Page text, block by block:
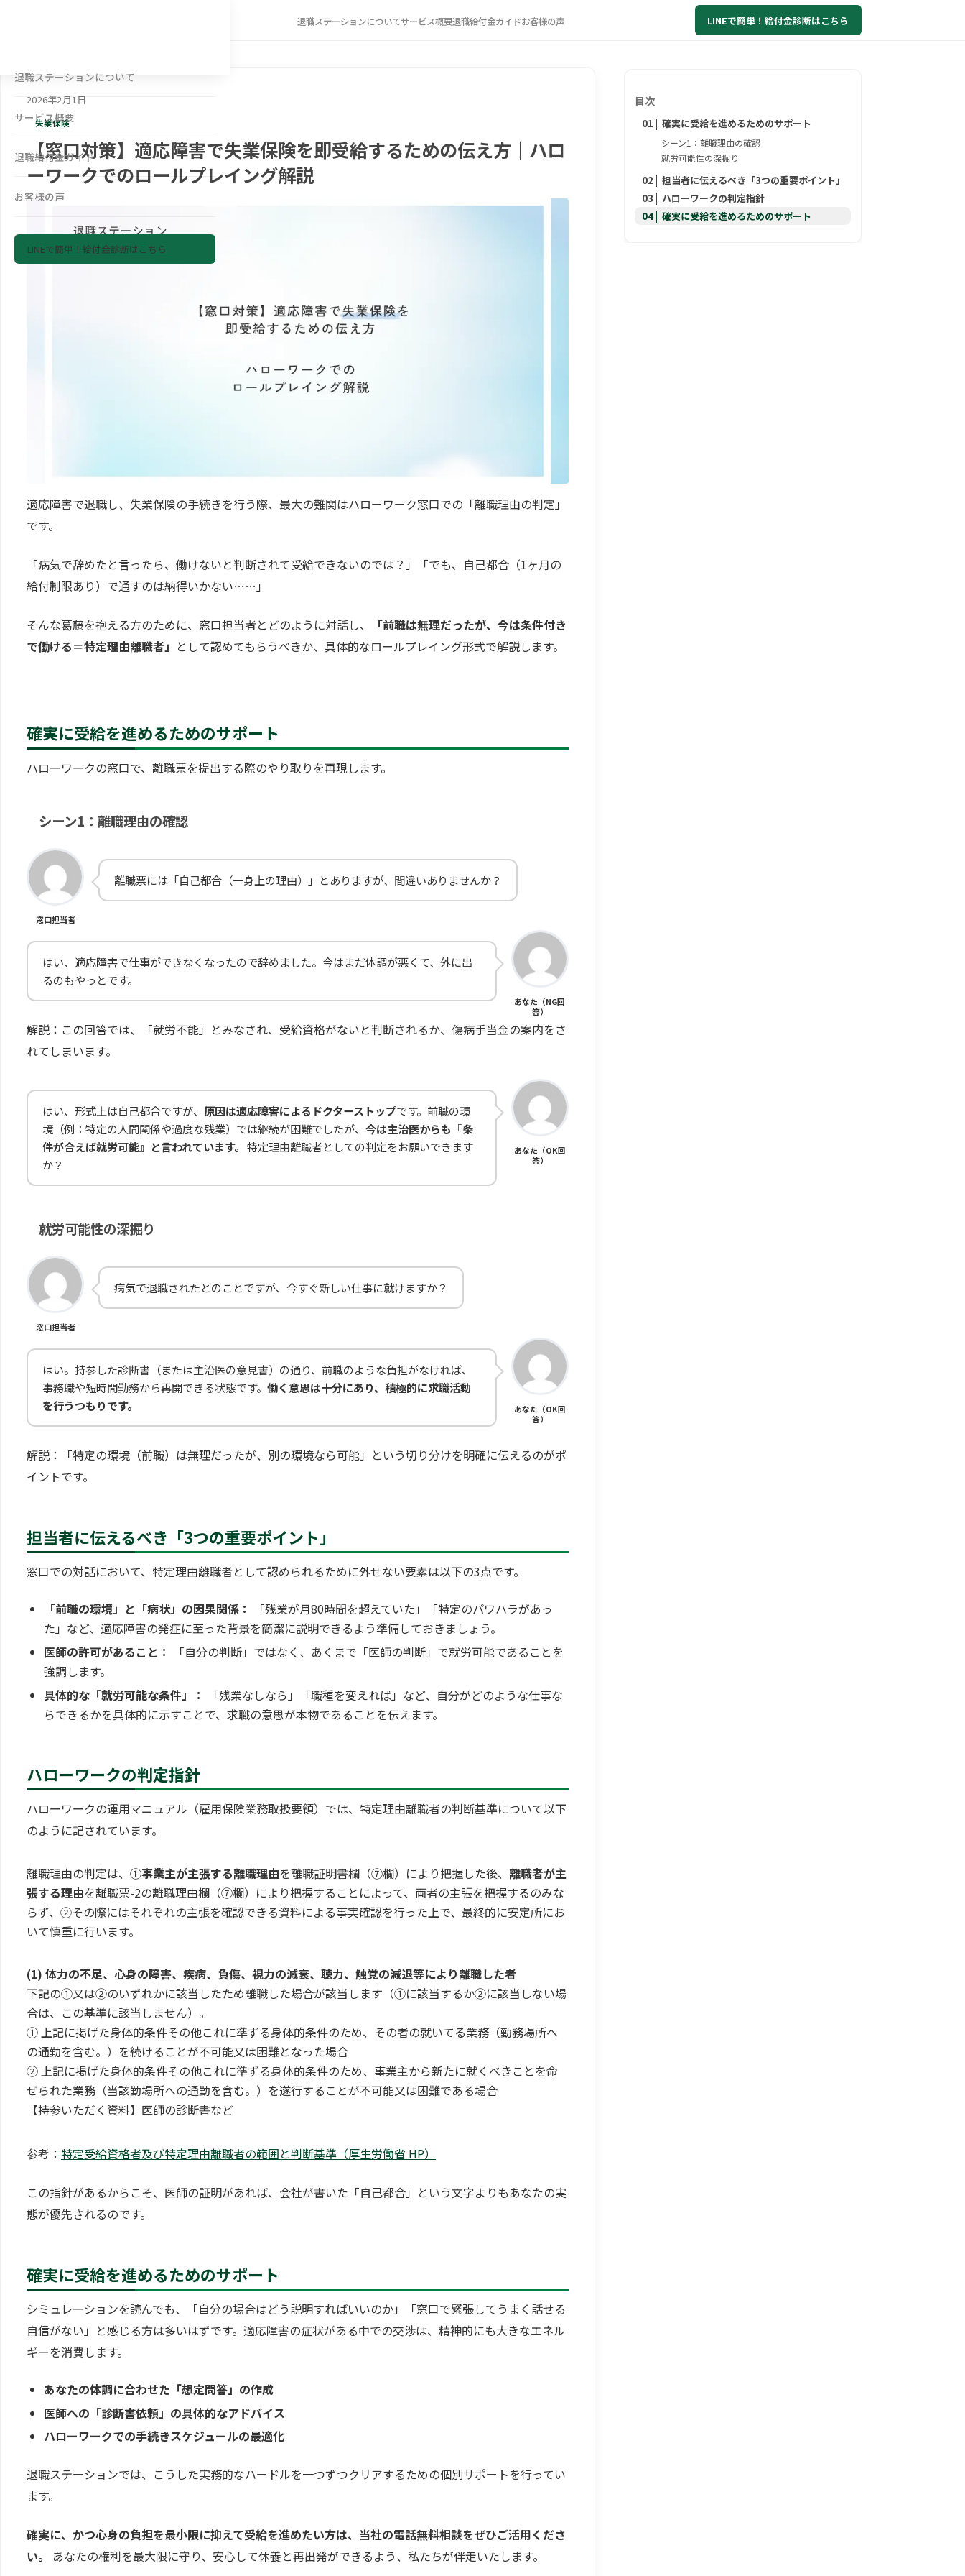
退職ステーションについてサービス概要退職給付金ガイドお客様の声 LINEで簡単！給付金診断はこちら
退職ステーションについて
サービス概要
退職給付金ガイド
お客様の声
LINEで簡単！給付金診断はこちら
2026年2月1日
失業保険
【窓口対策】適応障害で失業保険を即受給するための伝え方｜ハロ
ーワークでのロールプレイング解説
適応障害で退職し、失業保険の手続きを行う際、最大の難関はハローワーク窓口での「離職理由の判定」
です。
「病気で辞めたと言ったら、働けないと判断されて受給できないのでは？」「でも、自己都合（1ヶ月の
給付制限あり）で通すのは納得いかない……」
そんな葛藤を抱える方のために、窓口担当者とどのように対話し、
「前職は無理だったが、今は条件付き
で働ける＝特定理由離職者」 として認めてもらうべきか、具体的なロールプレイング形式で解説します。
確実に受給を進めるためのサポート
ハローワークの窓口で、離職票を提出する際のやり取りを再現します。
シーン1：離職理由の確認
窓口担当者
離職票には「自己都合（一身上の理由）」とありますが、間違いありませんか？
あなた（NG回
答）
はい、適応障害で仕事ができなくなったので辞めました。今はまだ体調が悪くて、外に出
るのもやっとです。
解説：この回答では、「就労不能」とみなされ、受給資格がないと判断されるか、傷病手当金の案内をさ
れてしまいます。
あなた（OK回
答）
はい、形式上は自己都合ですが、 原因は適応障害によるドクターストップです。前職の環
境（例：特定の人間関係や過度な残業）では継続が困難でしたが、 今は主治医からも『条
件が合えば就労可能』と言われています。 特定理由離職者としての判定をお願いできます
か？
就労可能性の深掘り
窓口担当者
病気で退職されたとのことですが、今すぐ新しい仕事に就けますか？
あなた（OK回
答）
はい。持参した診断書（または主治医の意見書）の通り、前職のような負担がなければ、
事務職や短時間勤務から再開できる状態です。 働く意思は十分にあり、積極的に求職活動
を行うつもりです。
解説：「特定の環境（前職）は無理だったが、別の環境なら可能」という切り分けを明確に伝えるのがポ
イントです。
担当者に伝えるべき「3つの重要ポイント」
窓口での対話において、特定理由離職者として認められるために外せない要素は以下の3点です。
「前職の環境」と「病状」の因果関係：
「残業が月80時間を超えていた」「特定のパワハラがあっ
た」など、適応障害の発症に至った背景を簡潔に説明できるよう準備しておきましょう。
医師の許可があること：
「自分の判断」ではなく、あくまで「医師の判断」で就労可能であることを
強調します。
具体的な「就労可能な条件」：
「残業なしなら」「職種を変えれば」など、自分がどのような仕事な
らできるかを具体的に示すことで、求職の意思が本物であることを伝えます。
ハローワークの判定指針
ハローワークの運用マニュアル（雇用保険業務取扱要領）では、特定理由離職者の判断基準について以下
のように記されています。
離職理由の判定は、 ①事業主が主張する離職理由を離職証明書欄（⑦欄）により把握した後、 離職者が主
張する理由を離職票-2の離職理由欄（⑦欄）により把握することによって、両者の主張を把握するのみな
らず、②その際にはそれぞれの主張を確認できる資料による事実確認を行った上で、最終的に安定所にお
いて慎重に行います。
(1) 体力の不足、心身の障害、疾病、負傷、視力の減衰、聴力、触覚の減退等により離職した者
下記の①又は②のいずれかに該当したため離職した場合が該当します（①に該当するか②に該当しない場
合は、この基準に該当しません）。
① 上記に掲げた身体的条件その他これに準ずる身体的条件のため、その者の就いてる業務（勤務場所へ
の通勤を含む。）を続けることが不可能又は困難となった場合
② 上記に掲げた身体的条件その他これに準ずる身体的条件のため、事業主から新たに就くべきことを命
ぜられた業務（当該勤場所への通勤を含む。）を遂行することが不可能又は困難である場合
【持参いただく資料】医師の診断書など
参考： 特定受給資格者及び特定理由離職者の範囲と判断基準（厚生労働省 HP）
この指針があるからこそ、医師の証明があれば、会社が書いた「自己都合」という文字よりもあなたの実
態が優先されるのです。
確実に受給を進めるためのサポート
シミュレーションを読んでも、「自分の場合はどう説明すればいいのか」「窓口で緊張してうまく話せる
自信がない」と感じる方は多いはずです。適応障害の症状がある中での交渉は、精神的にも大きなエネル
ギーを消費します。
あなたの体調に合わせた「想定問答」の作成
医師への「診断書依頼」の具体的なアドバイス
ハローワークでの手続きスケジュールの最適化
退職ステーションでは、こうした実務的なハードルを一つずつクリアするための個別サポートを行ってい
ます。
確実に、かつ心身の負担を最小限に抑えて受給を進めたい方は、当社の電話無料相談をぜひご活用くださ
い。
あなたの権利を最大限に守り、安心して休養と再出発ができるよう、私たちが伴走いたします。
目次
確実に受給を進めるためのサポート
シーン1：離職理由の確認
就労可能性の深掘り
担当者に伝えるべき「3つの重要ポイント」
ハローワークの判定指針
確実に受給を進めるためのサポート